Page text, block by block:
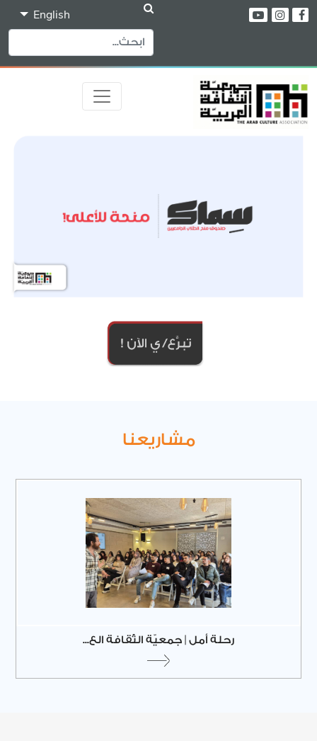
English
مشاريعنا
رحلة أمل | جمعيّة الثّقافة الع...